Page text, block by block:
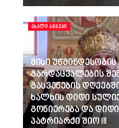
ᲐᲮᲐᲚᲘ ᲐᲛᲑᲔᲑᲘ
მისი
გარდაცვალების
გასვენების
ხალხის დიდი
გონიერება და
პატრიარქი შიო III